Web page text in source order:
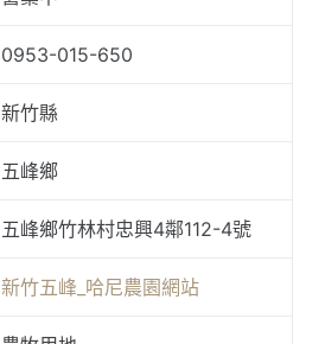
0953-015-650
新竹縣
五峰鄉
五峰鄉竹林村忠興4鄰112-4號
新竹五峰_哈尼農園網站